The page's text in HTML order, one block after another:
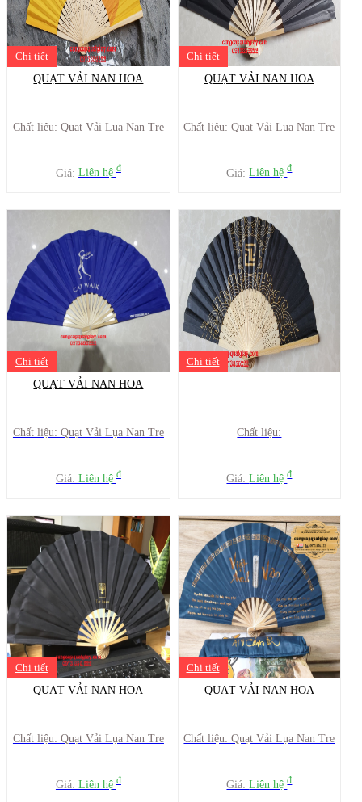
Chi tiết
QUẠT VẢI NAN HOA
Chất liệu: Quạt Vải Lụa Nan Tre
Giá: Liên hệ đ
Chi tiết
QUẠT VẢI NAN HOA
Chất liệu: Quạt Vải Lụa Nan Tre
Giá:Liên hệđ
Chi tiết
QUẠT VẢI NAN HOA
Chất liệu: Quạt Vải Lụa Nan Tre
Giá: Liên hệ đ
Chi tiết
Chất liệu:
Giá:Liên hệđ
Chi tiết
QUẠT VẢI NAN HOA
Chất liệu: Quạt Vải Lụa Nan Tre
Giá: Liên hệ đ
Chi tiết
QUẠT VẢI NAN HOA
Chất liệu: Quạt Vải Lụa Nan Tre
Giá:Liên hệđ